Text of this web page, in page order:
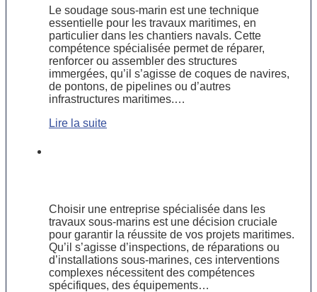
Le soudage sous-marin est une technique
essentielle pour les travaux maritimes, en
particulier dans les chantiers navals. Cette
compétence spécialisée permet de réparer,
renforcer ou assembler des structures
immergées, qu’il s’agisse de coques de navires,
de pontons, de pipelines ou d’autres
infrastructures maritimes.…
Lire la suite
Choisir une entreprise spécialisée dans les
travaux sous-marins est une décision cruciale
pour garantir la réussite de vos projets maritimes.
Qu’il s’agisse d’inspections, de réparations ou
d’installations sous-marines, ces interventions
complexes nécessitent des compétences
spécifiques, des équipements…